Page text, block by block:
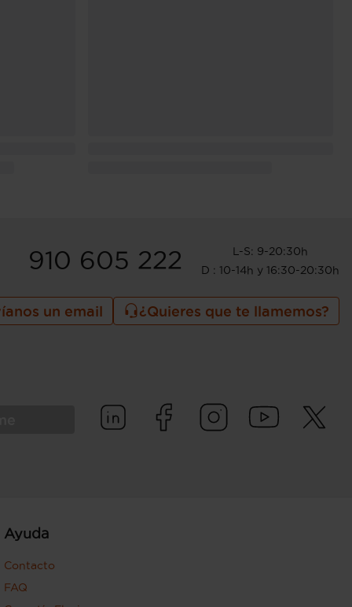
910 605 222
L-S: 9-20:30h
D : 10-14h y 16:30-20:30h
un email ¿Quieres que te llamemos?
Ayuda
Contacto
FAQ